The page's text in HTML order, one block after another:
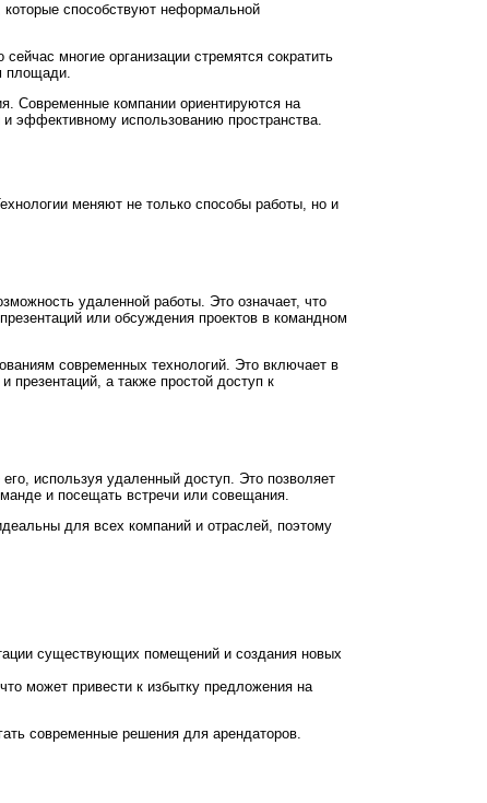
способствуют неформальной
многие организации стремятся сократить
площади.
Современные компании ориентируются на
эффективному использованию пространства.
меняют не только способы работы, но и
удаленной работы. Это означает, что
или обсуждения проектов в командном
современных технологий. Это включает в
презентаций, а также простой доступ к
используя удаленный доступ. Это позволяет
и посещать встречи или совещания.
для всех компаний и отраслей, поэтому
существующих помещений и создания новых
может привести к избытку предложения на
современные решения для арендаторов.